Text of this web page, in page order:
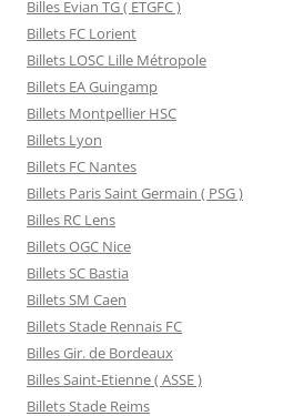
Billes Evian TG ( ETGFC )
Billets FC Lorient
Billets LOSC Lille Métropole
Billets EA Guingamp
Billets Montpellier HSC
Billets Lyon
Billets FC Nantes
Billets Paris Saint Germain ( PSG )
Billes RC Lens
Billets OGC Nice
Billets SC Bastia
Billets SM Caen
Billets Stade Rennais FC
Billes Gir. de Bordeaux
Billes Saint-Etienne ( ASSE )
Billets Stade Reims